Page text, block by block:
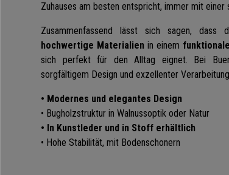
Zuhauses am besten entspricht, immer mit
Zusammenfassend lässt sich sagen, dass
hochwertige Materialienin einem
sich perfekt für den Alltag eignet. Bei
sorgfältigem Design und exzellenter
• Modernes und elegantes Design
• Bugholzstruktur in Walnussoptik oder Natur
• In Kunstleder und in Stoff erhältlich
• Hohe Stabilität, mit Bodenschonern